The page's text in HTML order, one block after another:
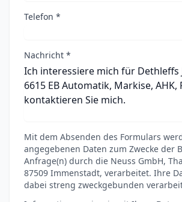
Telefon *
Nachricht *
Mit dem Absenden des Formulars
angegebenen Daten zum Zwecke der
Anfrage(n) durch die Neuss GmbH,
87509 Immenstadt, verarbeitet. Ihre
dabei streng zweckgebunden